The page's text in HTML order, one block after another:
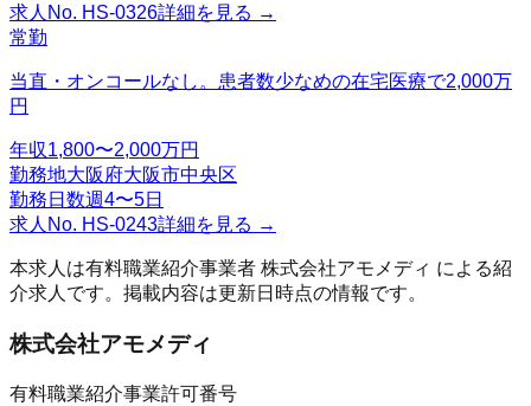
求人No. HS-0326詳細を見る →
常勤
当直・オンコールなし。患者数少なめの在宅医療で2,000万
円
年収1,800〜2,000万円
勤務地大阪府大阪市中央区
勤務日数週4〜5日
求人No. HS-0243詳細を見る →
本求人は有料職業紹介事業者 株式会社アモメディ による紹
介求人です。掲載内容は更新日時点の情報です。
株式会社アモメディ
有料職業紹介事業許可番号